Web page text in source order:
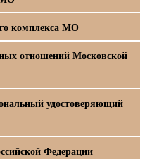
комплекса МО
отношений Московской
удостоверяющий
Федерации